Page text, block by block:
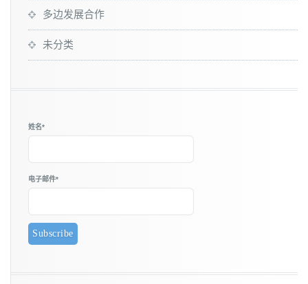
多边发展合作
未分类
姓名*
电子邮件*